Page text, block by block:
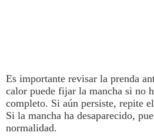
Es importante revisar la prenda
calor puede fijar la mancha si no
completo. Si aún persiste, repite
Si la mancha ha desaparecido,
normalidad.